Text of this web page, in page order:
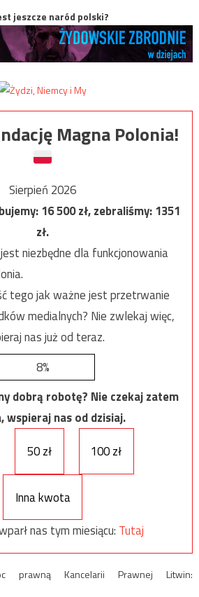
jeszcze naród polski?
Magna Polonia!
Sierpień 2026
16 500zł, zebraliśmy:1351
zł.
niezbędne dla funkcjonowania
tego jak ważne jest przetrwanie
medialnych? Nie zwlekaj więc,
nas już od teraz.
8%
dobrą robotę? Nie czekaj zatem
wspieraj nas od dzisiaj.
50 zł 100 zł
Inna kwota
nas tym miesiącu: Tutaj
prawną Kancelarii Prawnej Litwin: